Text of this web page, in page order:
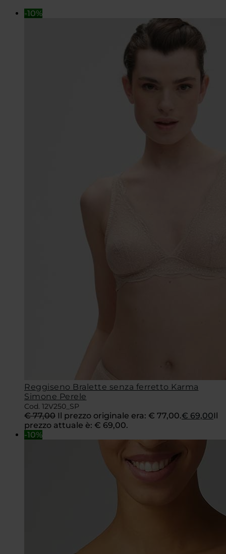
-10%
Reggiseno Bralette senza ferretto Karma
Simone Perele
Cod. 12V250_SP
€77,00 Il prezzo originale era: € 77,00.€ 69,00Il
prezzo attuale è: € 69,00.
-10%